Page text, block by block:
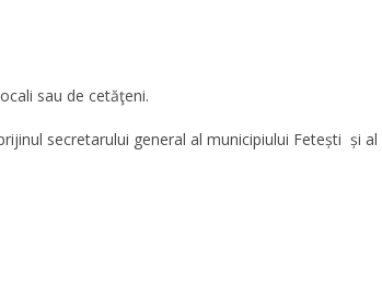
sau de cetăţeni.
secretarului general al municipiului Fetești și al